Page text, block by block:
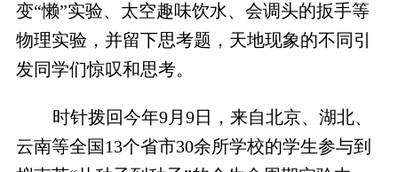
变“懒”实验、太空趣味饮水、会调头的扳手等
物理实验，并留下思考题，天地现象的不同引
发同学们惊叹和思考。
时针拨回今年9月9日，来自北京、湖北、
云南等全国13个省市30余所学校的学生参与到